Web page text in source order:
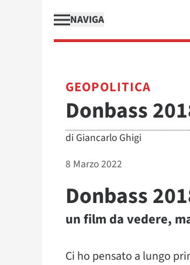
NAVIGA
GEOPOLITICA
Donbass
di Giancarlo Ghigi
8 Marzo 2022
Donbass
un film da vedere,
Ci ho pensato a lungo